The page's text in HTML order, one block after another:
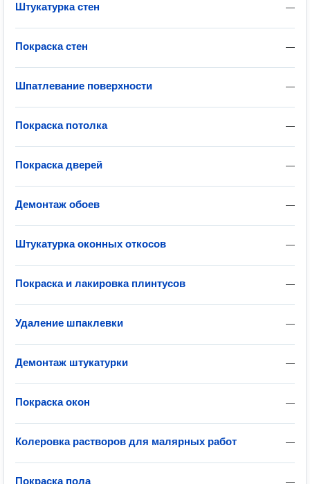
—
Штукатурка стен
—
Покраска стен
—
Шпатлевание поверхности
—
Покраска потолка
—
Покраска дверей
—
Демонтаж обоев
—
Штукатурка оконных откосов
—
Покраска и лакировка плинтусов
—
Удаление шпаклевки
—
Демонтаж штукатурки
—
Покраска окон
—
Колеровка растворов для малярных работ
—
Покраска пола